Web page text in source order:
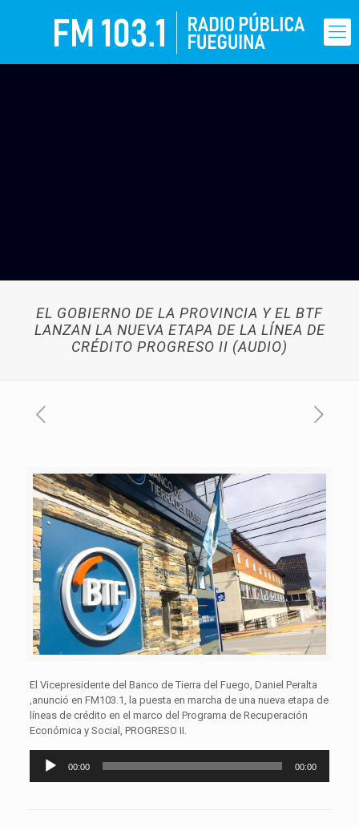
EL GOBIERNO DE LA PROVINCIA Y EL BTF
LANZAN LA NUEVA ETAPA DE LA LÍNEA DE
CRÉDITO PROGRESO II (AUDIO)
El Vicepresidente del Banco de Tierra del Fuego, Daniel Peralta
,anunció en FM103.1, la puesta en marcha de una nueva etapa de
líneas de crédito en el marco del Programa de Recuperación
Económica y Social, PROGRESO II.
Reproductor
00:00 00:00